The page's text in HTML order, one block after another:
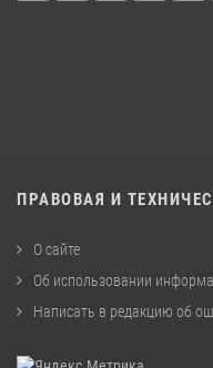
ПРАВОВАЯ И
О сайте
Об использовании
Написать в редакцию об